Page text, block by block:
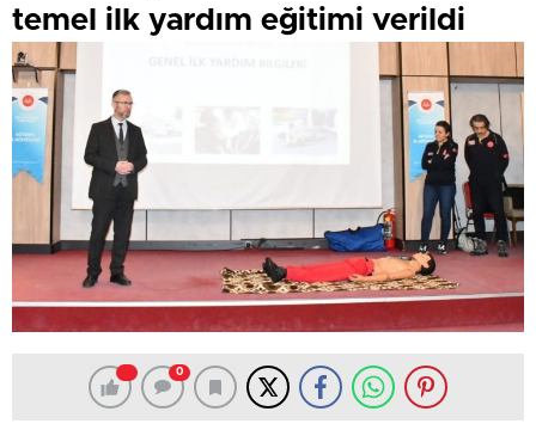
temel ilk yardım eğitimi verildi
0